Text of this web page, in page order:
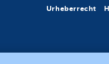
Urheberrecht